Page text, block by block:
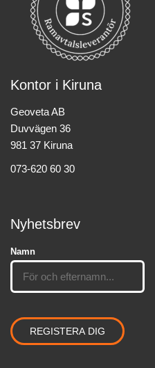
Kontor i Kiruna
Geoveta AB
Duvvägen 36
981 37 Kiruna
073-620 60 30
Nyhetsbrev
Namn